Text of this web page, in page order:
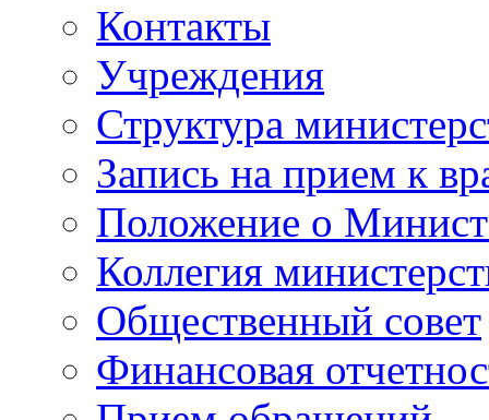
Контакты
Учреждения
Структура
Запись на прием к
Положение о
Коллегия
Общественный совет
Финансовая